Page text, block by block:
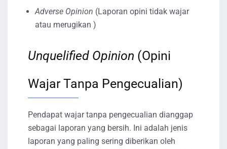
Adverse Opinion (Laporan opini tidak wajar
atau merugikan )
Unquelified Opinion (Opini
Wajar Tanpa Pengecualian)
Pendapat wajar tanpa pengecualian dianggap
sebagai laporan yang bersih. Ini adalah jenis
laporan yang paling sering diberikan oleh